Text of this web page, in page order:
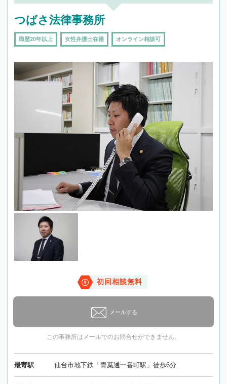
つばさ法律事務所
職歴20年以上 女性弁護士在籍 オンライン相談可
初回相談無料
メールする
この事務所はメールでのお問合せができません。
最寄駅 仙台市地下鉄「青葉通一番町駅」徒歩6分